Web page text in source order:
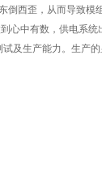
西歪，从而导致模
中有数，供电系统
及生产能力。生产